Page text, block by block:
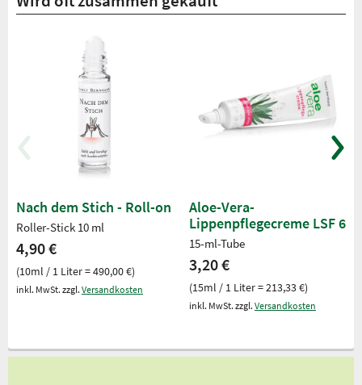
Nach dem Stich - Roll-on
Roller-Stick 10 ml
4,90 €
(10ml / 1 Liter = 490,00 €)
inkl. MwSt. zzgl. Versandkosten
Aloe-Vera-
Lippenpflegecreme LSF 6
15-ml-Tube
3,20 €
(15ml / 1 Liter = 213,33 €)
inkl. MwSt. zzgl. Versandkosten